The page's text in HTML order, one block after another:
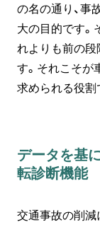
の名の通り、事
大の目的です。
れよりも前の段
す。それこそが
求められる役割
データを基
転診断機能
交通事故の削減